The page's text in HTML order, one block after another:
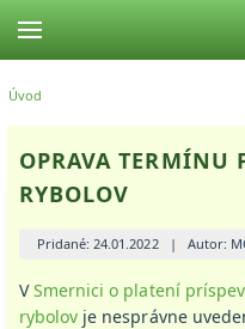
Úvod
OPRAVA TERMÍNU
RYBOLOV
Pridané: 24.01.2022| Autor:
VSmernici o platení
rybolov je nesprávne